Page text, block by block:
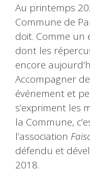
Au printemps
Commune de
doit. Comme
dont les
encore
Accompagner
événement et
s’expriment les
la Commune,
l’association
défendu et
2018.